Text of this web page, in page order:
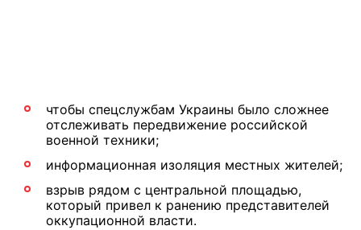
чтобы спецслужбам Украины было сложнее
отслеживать передвижение российской
военной техники;
информационная изоляция местных жителей;
взрыв рядом с центральной площадью,
который привел к ранению представителей
оккупационной власти.